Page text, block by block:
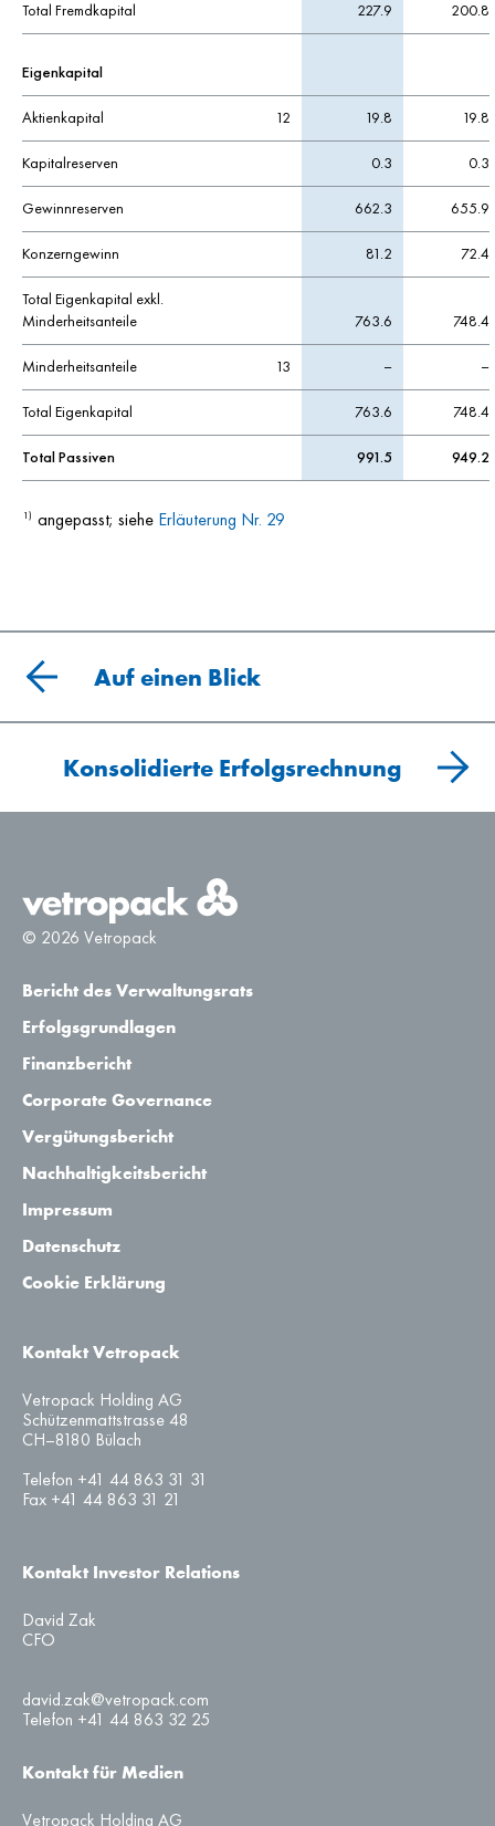
Total Fremdkapital 227.9 200.8
Eigenkapital
Aktienkapital 12 19.8 19.8
Kapitalreserven 0.3 0.3
Gewinnreserven 662.3 655.9
Konzerngewinn 81.2 72.4
Total Eigenkapital exkl.
Minderheitsanteile
763.6 748.4
Minderheitsanteile 13 – –
Total Eigenkapital 763.6 748.4
Total Passiven 991.5 949.2
1) angepasst; siehe Erläuterung Nr. 29
Auf einen Blick
Konsolidierte Erfolgsrechnung
© 2026 Vetropack
Bericht des Verwaltungsrats
Erfolgsgrundlagen
Finanzbericht
Corporate Governance
Vergütungsbericht
Nachhaltigkeitsbericht
Impressum
Datenschutz
Cookie Erklärung
Kontakt Vetropack
Vetropack Holding AG
Schützenmattstrasse 48
CH–8180 Bülach
Telefon +41 44 863 31 31
Fax +41 44 863 31 21
Kontakt Investor Relations
David Zak
CFO
david.zak@vetropack.com
Telefon +41 44 863 32 25
Kontakt für Medien
Vetropack Holding AG